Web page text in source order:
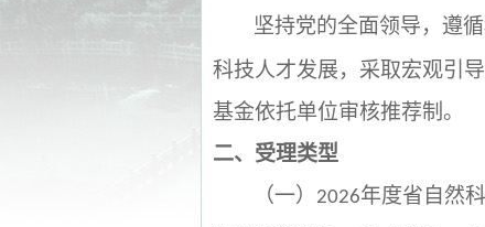
坚持党的全面领导，遵
科技人才发展，采取宏观引
基金依托单位审核推荐制。
二、受理类型
（一）
2026年度省自然